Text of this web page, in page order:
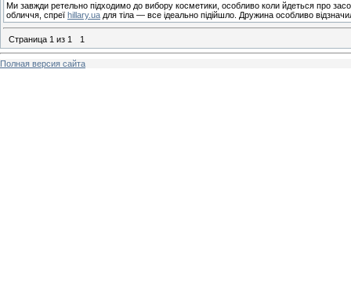
Ми завжди ретельно підходимо до вибору косметики, особливо коли йдеться про
обличчя, спреї hillary.ua для тіла — все ідеально підійшло. Дружина особливо
Страница 1 из 1 1
Полная версия сайта